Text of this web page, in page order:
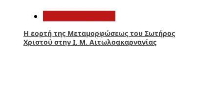
Η εορτή της Μεταμορφώσεως του Σωτήρος
Χριστού στην Ι. Μ. Αιτωλοακαρνανίας